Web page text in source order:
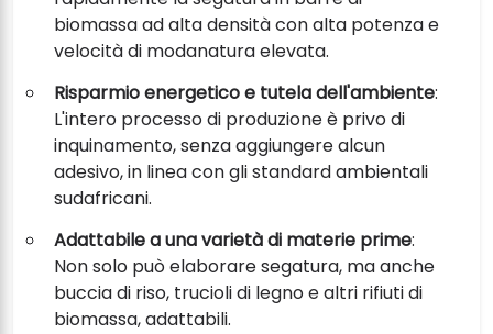
biomassa ad alta densità con alta potenza e
velocità di modanatura elevata.
Risparmio energetico e tutela dell'ambiente:
L'intero processo di produzione è privo di
inquinamento, senza aggiungere alcun
adesivo, in linea con gli standard ambientali
sudafricani.
Adattabile a una varietà di materie prime:
Non solo può elaborare segatura, ma anche
buccia di riso, trucioli di legno e altri rifiuti di
biomassa, adattabili.